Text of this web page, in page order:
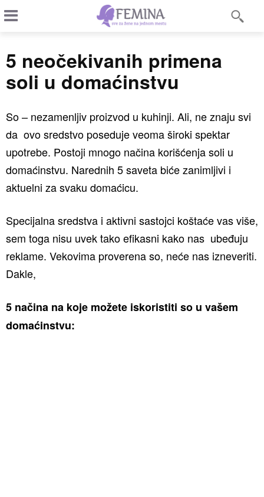
5 neočekivanih primena
soli u domaćinstvu
So – nezamenljiv proizvod u kuhinji. Ali, ne znaju svi
da ovo sredstvo poseduje veoma široki spektar
upotrebe. Postoji mnogo načina korišćenja soli u
domaćinstvu. Narednih 5 saveta biće zanimljivi i
aktuelni za svaku domaćicu.
Specijalna sredstva i aktivni sastojci koštaće vas više,
sem toga nisu uvek tako efikasni kako nas ubeđuju
reklame. Vekovima proverena so, neće nas izneveriti.
Dakle,
5 načina na koje možete iskoristiti so u vašem
domaćinstvu: